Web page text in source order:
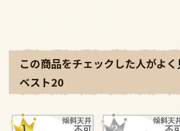
この商品をチェックした人がよ
ベスト20